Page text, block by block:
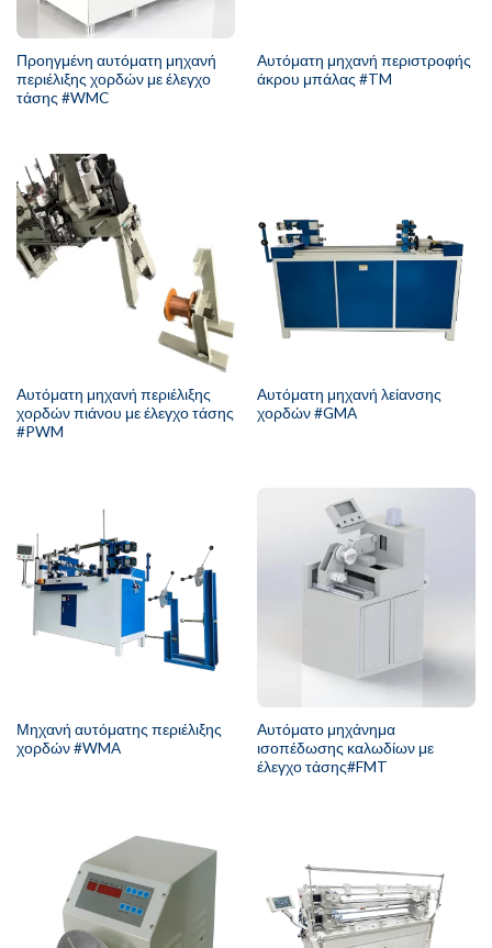
Προηγμένη αυτόματη μηχανή
περιέλιξης χορδών με έλεγχο
τάσης #WMC
Αυτόματη μηχανή περιστροφής
άκρου μπάλας #TM
Αυτόματη μηχανή περιέλιξης
χορδών πιάνου με έλεγχο τάσης
#PWM
Αυτόματη μηχανή λείανσης
χορδών #GMA
Μηχανή αυτόματης περιέλιξης
χορδών #WMA
Αυτόματο μηχάνημα
ισοπέδωσης καλωδίων με
έλεγχο τάσης#FMT